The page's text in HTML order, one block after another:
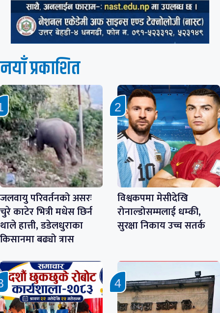
नयाँ प्रकाशित
जलवायु परिवर्तनको असरः
चुरे काटेर भित्री मधेस छिर्न
थाले हात्ती, डडेलधुराका
किसानमा बढ्यो त्रास
विश्वकपमा मेसीदेखि
रोनाल्डोसम्मलाई धम्की,
सुरक्षा निकाय उच्च सतर्क